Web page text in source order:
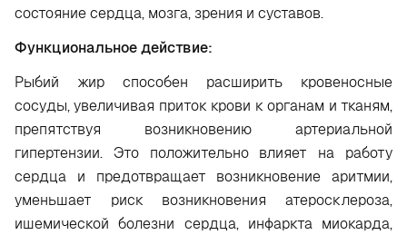
состояние сердца, мозга, зрения и суставов.
Функциональное действие:
Рыбий жир способен расширить кровеносные
сосуды, увеличивая приток крови к органам и тканям,
препятствуя возникновению артериальной
гипертензии. Это положительно влияет на работу
сердца и предотвращает возникновение аритмии,
уменьшает риск возникновения атеросклероза,
ишемической болезни сердца, инфаркта миокарда,